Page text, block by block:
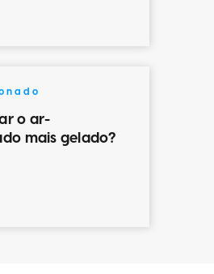
o ar-
mais gelado?